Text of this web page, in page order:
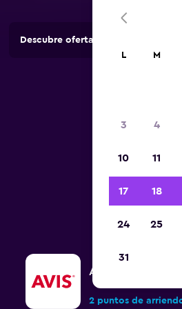
Descubre ofertas de agencias de
Avis
2 puntos de
L M
3 4
10 11
17 18
24 25
31